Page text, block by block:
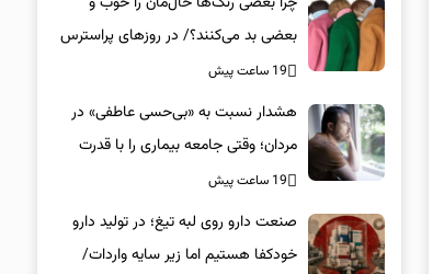
بعضی بد می‌کنند؟/ در روزهای پراسترس
این رنگ‌ها را بپوشید
19 ساعت پیش
هشدار نسبت به «بی‌حسی عاطفی» در
مردان؛ وقتی جامعه بیماری را با قدرت
اشتباه می‌گیرد
19 ساعت پیش
صنعت دارو روی لبه تیغ؛ در تولید دارو
خودکفا هستیم اما زیر سایه واردات/